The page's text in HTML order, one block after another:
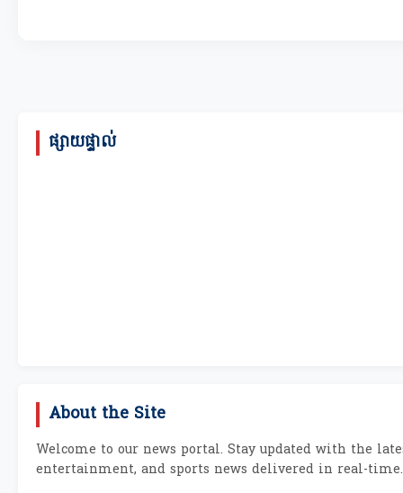
ផ្សាយផ្ទាល់
About the Site
Welcome to our news portal. Stay updated with the
entertainment, and sports news delivered in real-time.